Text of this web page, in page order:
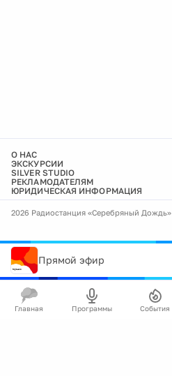
О НАС
ЭКСКУРСИИ
SILVER STUDIO
РЕКЛАМОДАТЕЛЯМ
ЮРИДИЧЕСКАЯ ИНФОРМАЦИЯ
2026 Радиостанция «Серебряный Дождь»
Прямой эфир
Главная Программы События